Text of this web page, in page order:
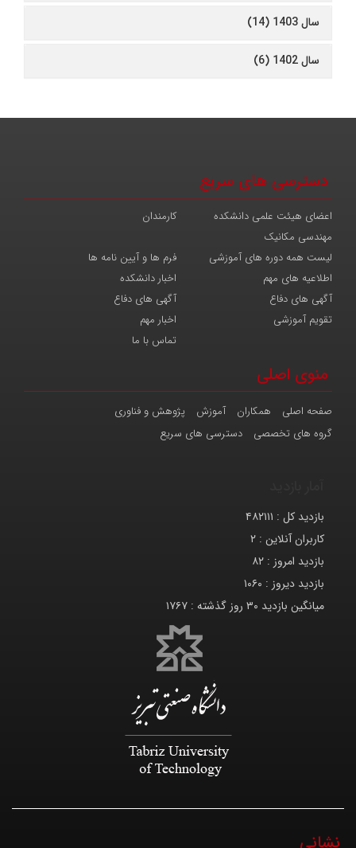
سال 1403 (14)
سال 1402 (6)
دسترسی های سریع
کارمندان
اعضای هیئت علمی دانشکده
مهندسی مکانیک
فرم ها و آیین نامه ها
لیست همه دوره های آموزشی
اخبار دانشکده
اطلاعیه های مهم
آگهی های دفاع
آگهی های دفاع
اخبار مهم
تقویم آموزشی
تماس با ما
منوی اصلی
صفحه اصلی همکاران آموزش
پژوهش و فناوری
گروه های تخصصی
دسترسی های سریع
بازدید کل : ۴۸۲۱۱۱
کاربران آنلاین : ۲
بازدید امروز : ۸۲
بازدید دیروز : ۱۰۶۰
میانگین بازدید ۳۰ روز گذشته :
۱۷۶۷
نشانی